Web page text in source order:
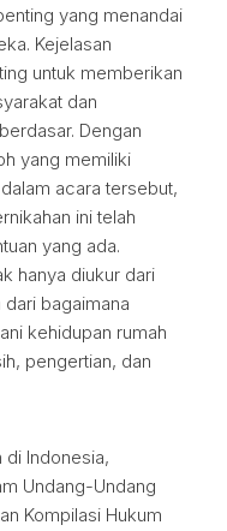
yang menandai
Kejelasan
untuk memberikan
dan
Dengan
yang memiliki
acara tersebut,
ini telah
yang ada.
hanya diukur dari
bagaimana
kehidupan rumah
pengertian, dan
di Indonesia,
Undang-Undang
Kompilasi Hukum